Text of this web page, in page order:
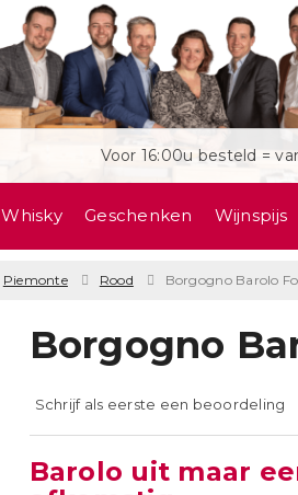
Voor 16:00u besteld =
Whisky Geschenken Wijnspijs
Piemonte Rood Borgogno Barolo
Borgogno
Schrijf als eerste een beoordeling
Barolo uit maar